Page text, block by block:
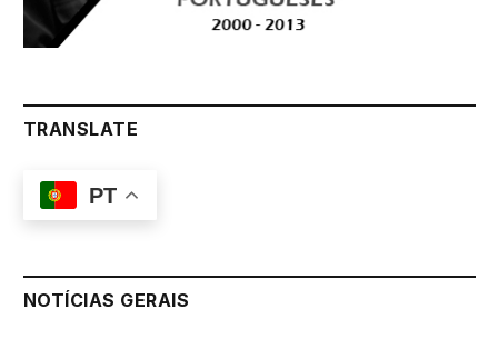
TRANSLATE
PT
NOTÍCIAS GERAIS